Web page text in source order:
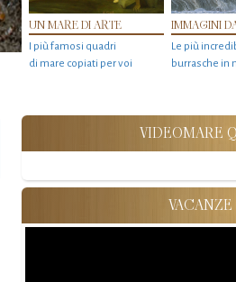
UN MARE DI ARTE
I più famosi quadri
di mare copiati per voi
IMMAGINI
Le più
burrasche in
VIDEOMARE